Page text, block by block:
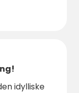
idylliske